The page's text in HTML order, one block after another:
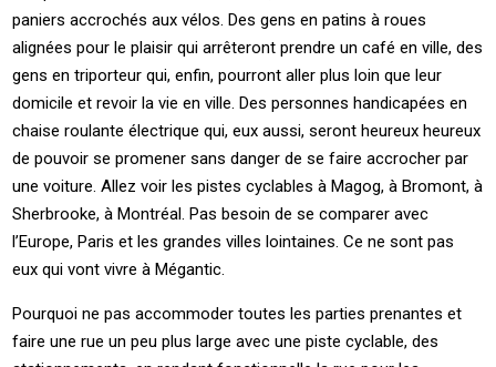
paniers accrochés aux vélos. Des gens en patins à roues
alignées pour le plaisir qui arrêteront prendre un café en ville, des
gens en triporteur qui, enfin, pourront aller plus loin que leur
domicile et revoir la vie en ville. Des personnes handicapées en
chaise roulante électrique qui, eux aussi, seront heureux heureux
de pouvoir se promener sans danger de se faire accrocher par
une voiture. Allez voir les pistes cyclables à Magog, à Bromont, à
Sherbrooke, à Montréal. Pas besoin de se comparer avec
l’Europe, Paris et les grandes villes lointaines. Ce ne sont pas
eux qui vont vivre à Mégantic.
Pourquoi ne pas accommoder toutes les parties prenantes et
faire une rue un peu plus large avec une piste cyclable, des